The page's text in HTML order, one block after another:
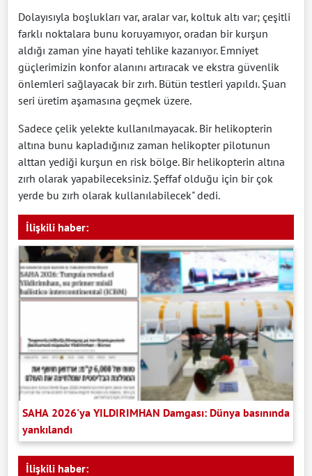
Dolayısıyla boşlukları var, aralar var, koltuk altı var; çeşitli
farklı noktalara bunu koruyamıyor, oradan bir kurşun
aldığı zaman yine hayati tehlike kazanıyor. Emniyet
güçlerimizin konfor alanını artıracak ve ekstra güvenlik
önlemleri sağlayacak bir zırh. Bütün testleri yapıldı. Şuan
seri üretim aşamasına geçmek üzere.
Sadece çelik yelekte kullanılmayacak. Bir helikopterin
altına bunu kapladığınız zaman helikopter pilotunun
alttan yediği kurşun en risk bölge. Bir helikopterin altına
zırh olarak yapabileceksiniz. Şeffaf olduğu için bir çok
yerde bu zırh olarak kullanılabilecek" dedi.
İlişkili haber:
SAHA 2026'ya YILDIRIMHAN Damgası: Dünya basınında
yankılandı
İlişkili haber: